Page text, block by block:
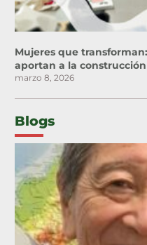
Mujeres que
aportan a la
marzo 8, 2026
Blogs